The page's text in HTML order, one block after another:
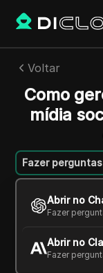
Voltar
Como
mídia
Fazer perguntas
Abrir no
Fazer
Abrir no
Fazer
William
11 out 2025
Copy Link